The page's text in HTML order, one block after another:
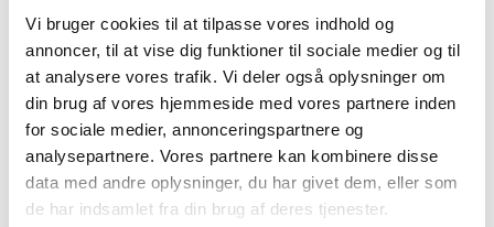
Vi bruger cookies til at tilpasse vores indhold og
annoncer, til at vise dig funktioner til sociale medier og til
at analysere vores trafik. Vi deler også oplysninger om
din brug af vores hjemmeside med vores partnere inden
for sociale medier, annonceringspartnere og
analysepartnere. Vores partnere kan kombinere disse
data med andre oplysninger, du har givet dem, eller som
de har indsamlet fra din brug af deres tjenester.
Salgskvanti
1
kolli
50
Produktspecifikationer